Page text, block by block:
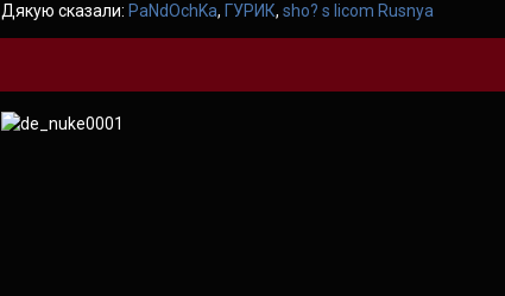
Дякую сказали: PaNdOchKa, ГУРИК, sho? s licom Rusnya